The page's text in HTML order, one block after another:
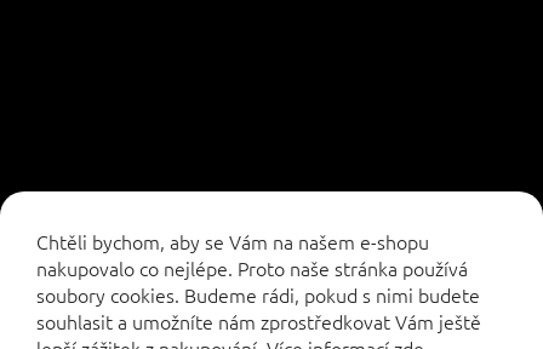
Chtěli bychom, aby se Vám na našem e-shopu
nakupovalo co nejlépe. Proto naše stránka používá
soubory cookies. Budeme rádi, pokud s nimi budete
souhlasit a umožníte nám zprostředkovat Vám ještě